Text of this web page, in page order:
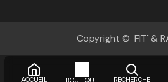
ACCUEIL BOUTIQUE RECHERCHE
Copyright © FIT' &